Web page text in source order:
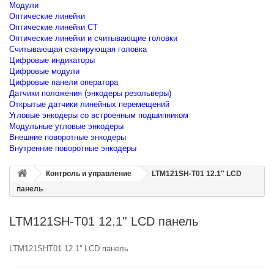
Модули
Оптические линейки
Оптические линейки CT
Оптические линейки и считывающие головки
Считывающая сканирующая головка
Цифровые индикаторы
Цифровые модули
Цифровые панели оператора
Датчики положения (энкодеры резольверы)
Открытые датчики линейных перемещений
Угловые энкодеры со встроенным подшипником
Модульные угловые энкодеры
Внешние поворотные энкодеры
Внутренние поворотные энкодеры
Контроль и управление
LTM121SH-T01 12.1'' LCD
панель
LTM121SH-T01 12.1'' LCD панель
LTM121SHT01 12.1'' LCD панель